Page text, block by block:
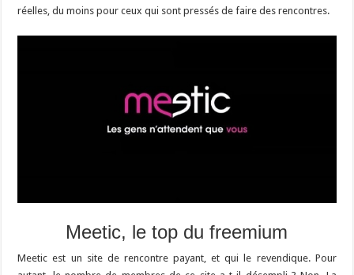
réelles, du moins pour ceux qui sont pressés de faire des rencontres.
Meetic, le top du freemium
Meetic est un site de rencontre payant, et qui le revendique. Pour